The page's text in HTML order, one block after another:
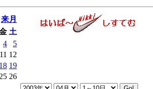
来月
土
4
5
11 12
18 19
25 26